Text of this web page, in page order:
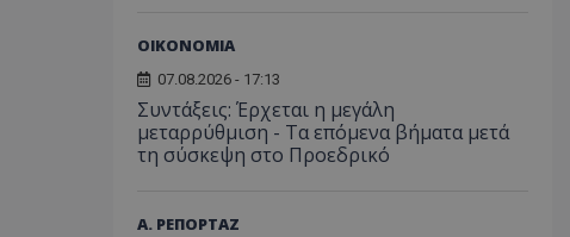
ΟΙΚΟΝΟΜΙΑ
07.08.2026 - 17:13
Συντάξεις: Έρχεται η μεγάλη
μεταρρύθμιση - Τα επόμενα βήματα μετά
τη σύσκεψη στο Προεδρικό
Α. ΡΕΠΟΡΤΑΖ